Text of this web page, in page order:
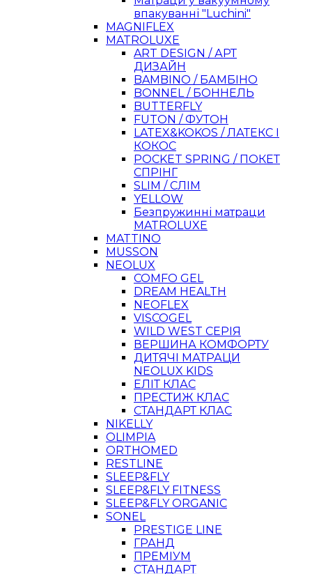
впакуванні "Luchini"
MAGNIFLEX
MATROLUXE
ART DESIGN / АРТ
ДИЗАЙН
BAMBINO / БАМБІНО
BONNEL / БОННЕЛЬ
BUTTERFLY
FUTON / ФУТОН
LATEX&KOKOS / ЛАТЕКС І
КОКОС
POCKET SPRING / ПОКЕТ
СПРІНГ
SLIM / СЛІМ
YELLOW
Безпружинні матраци
MATROLUXE
MATTINO
MUSSON
NEOLUX
COMFO GEL
DREAM HEALTH
NEOFLEX
VISCOGEL
WILD WEST СЕРІЯ
ВЕРШИНА КОМФОРТУ
ДИТЯЧІ МАТРАЦИ
NEOLUX KIDS
ЕЛІТ КЛАС
ПРЕСТИЖ КЛАС
СТАНДАРТ КЛАС
NIKELLY
OLIMPIA
ORTHOMED
RESTLINE
SLEEP&FLY
SLEEP&FLY FITNESS
SLEEP&FLY ORGANIC
SONEL
PRESTIGE LINE
ГРАНД
ПРЕМІУМ
СТАНДАРТ